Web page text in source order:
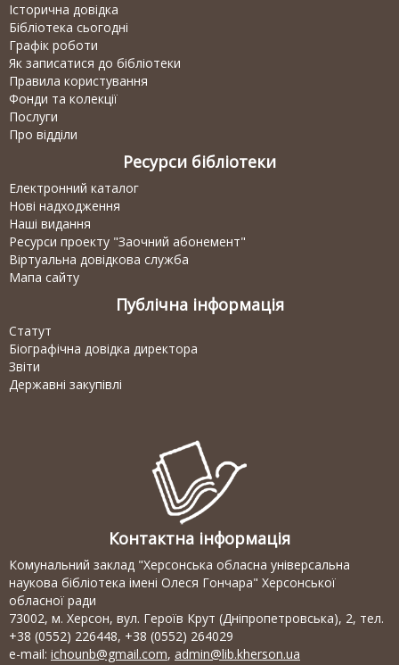
Історична довідка
Бібліотека сьогодні
Графік роботи
Як записатися до бібліотеки
Правила користування
Фонди та колекції
Послуги
Про відділи
Ресурси бібліотеки
Електронний каталог
Нові надходження
Наші видання
Ресурси проекту "Заочний абонемент"
Віртуальна довідкова служба
Мапа сайту
Публічна інформація
Статут
Біографічна довідка директора
Звіти
Державні закупівлі
Контактна інформація
Комунальний заклад "Херсонська обласна універсальна
наукова бібліотека імені Олеся Гончара" Херсонської
обласної ради
73002, м. Херсон, вул. Героїв Крут (Дніпропетровська), 2, тел.
+38 (0552) 226448, +38 (0552) 264029
e-mail: ichounb@gmail.com, admin@lib.kherson.ua